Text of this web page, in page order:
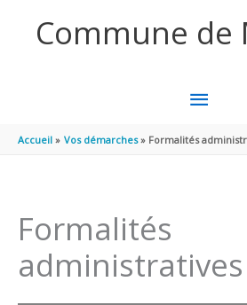
Commune de
MENU
Accueil Vos démarches Formalités
Formalités
administratives